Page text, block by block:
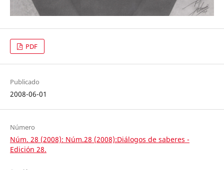
PDF
Publicado
2008-06-01
Número
Núm. 28 (2008): Núm.28 (2008):Diálogos de saberes -
Edición 28.